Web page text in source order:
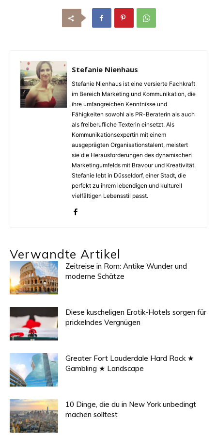
Stefanie Nienhaus
Stefanie Nienhaus ist eine versierte Fachkraft
im Bereich Marketing und Kommunikation, die
ihre umfangreichen Kenntnisse und
Fähigkeiten sowohl als PR-Beraterin als auch
als freiberufliche Texterin einsetzt. Als
Kommunikationsexpertin mit einem
ausgeprägten Organisationstalent, meistert
sie die Herausforderungen des dynamischen
Marketingumfelds mit Bravour und Kreativität.
Stefanie lebt in Düsseldorf, einer Stadt, die
perfekt zu ihrem lebendigen und kulturell
vielfältigen Lebensstil passt.
Verwandte Artikel
Zeitreise in Rom: Antike Wunder und
moderne Schätze
Diese kuscheligen Erotik-Hotels sorgen für
prickelndes Vergnügen
Greater Fort Lauderdale Hard Rock ★
Gambling ★ Landscape
10 Dinge, die du in New York unbedingt
machen solltest